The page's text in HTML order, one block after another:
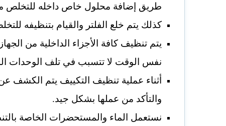
طريق إضافة محلول خاص داخله للتخلص
كذلك يتم خلع الفلتر والقيام بتنظيفه
يتم تنظيف كافة الأجزاء الداخلية من
نفس الوقت لا تتسبب في تلف الوحدات
أثناء عملية تنظيف التكييف يتم الكشف
والتأكد من عملها بشكل جيد.
نستعمل الماء والمستحضرات الخاصة